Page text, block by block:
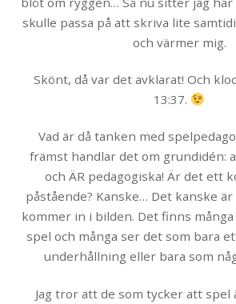
skulle passa på att skriva lite
och värmer mig.
Skönt, då var det avklarat! Och
13:37.
Vad är då tanken med
främst handlar det om grundidén:
och ÄR pedagogiska! Är det ett
påstående? Kanske… Det kanske
kommer in i bilden. Det finns
spel och många ser det som bara
underhållning eller bara som
Jag tror att de som tycker att